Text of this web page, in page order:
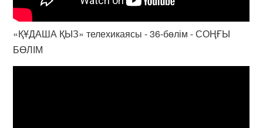
«ҚҰДАША ҚЫЗ» телехикаясы - 36-бөлім - СОҢҒЫ
БӨЛІМ